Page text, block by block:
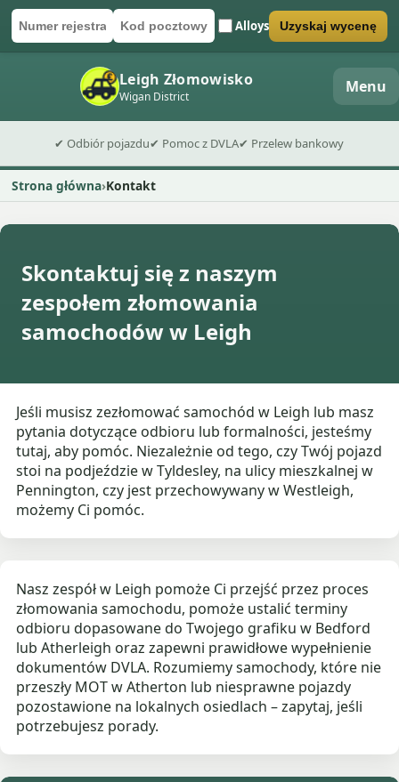
Numer rejestracyjny
Kod pocztowyAlloys
Wyślij formularz wyceny Uzyskaj wycenę
Leigh Złomowisko
Wigan District Menu
✔ Odbiór pojazdu✔ Pomoc z DVLA✔ Przelew bankowy
Strona główna Kontakt
Skontaktuj się z naszym
zespołem złomowania
samochodów w Leigh
Jeśli musisz zezłomować samochód w Leigh lub masz
pytania dotyczące odbioru lub formalności, jesteśmy
tutaj, aby pomóc. Niezależnie od tego, czy Twój pojazd
stoi na podjeździe w Tyldesley, na ulicy mieszkalnej w
Pennington, czy jest przechowywany w Westleigh,
możemy Ci pomóc.
Nasz zespół w Leigh pomoże Ci przejść przez proces
złomowania samochodu, pomoże ustalić terminy
odbioru dopasowane do Twojego grafiku w Bedford
lub Atherleigh oraz zapewni prawidłowe wypełnienie
dokumentów DVLA. Rozumiemy samochody, które nie
przeszły MOT w Atherton lub niesprawne pojazdy
pozostawione na lokalnych osiedlach – zapytaj, jeśli
potrzebujesz porady.